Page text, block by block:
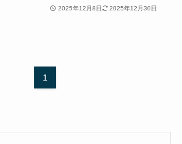
2025年12月8日 2025年12月30日
1